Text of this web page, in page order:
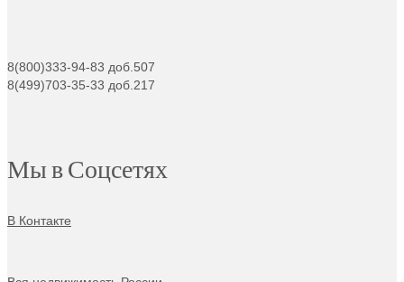
8(800)333-94-83 доб.507
8(499)703-35-33 доб.217
Мы в Соцсетях
В Контакте